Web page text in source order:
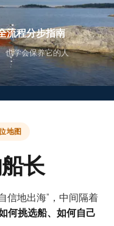
流程分步指南
也学会保养它的人
地图
长
信地出海”，中间隔着
何挑选船、如何自己